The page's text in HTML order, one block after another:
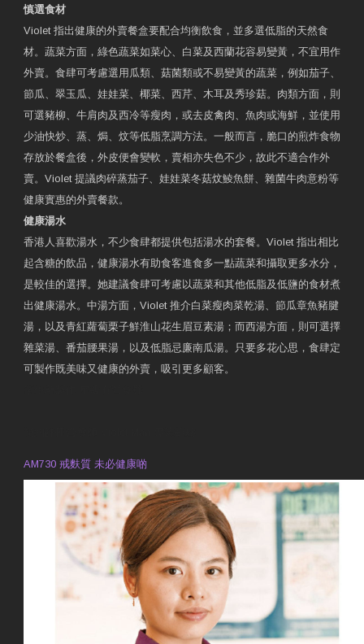
慎選食材
Violet 指出健康的外賣餐盒要配合均衡飲食，並多選低脂的天然食
材。蔬菜方面，綠色蔬菜如菜心、白菜及西蘭花容易變黃，不宜用作
外賣。食肆可考慮選用瓜類、菇菌類或不易變黃的蔬菜，例如茄子、
節瓜、翠玉瓜、娃娃菜、椰菜、西芹、木耳及秀珍菇。肉類方面，則
可選豬柳、牛肩肉及西冷等瘦肉，或去皮禽肉、魚肉或海鮮，並使用
少油快炒、蒸、焗、炆等低脂烹調方法。一般而言，脆口的煎炸食物
存放於餐盒後，外皮便會變軟，賣相亦失色不少，故此不適合作外
賣。Violet 提議肉碎蒸茄子、娃娃菜冬菇炆鯪魚餅、雜菌牛肉意粉等
健康實惠的外賣餐款。
健康湯水
香港人喜歡湯水，不少食肆都提供包括湯水的套餐。Violet 指出相比
起含糖的飲品，健康湯水有助食客進食多一點蔬菜和攝取更多水分，
是較佳的選擇。她建議食肆可考慮以蔬菜和其他低脂及低鹽的食材煮
出健康湯水。中湯方面，Violet 推介白菜瘦肉菜乾湯、節瓜章魚豬腱
湯，以及青紅蘿蔔栗子鮮淮山花生眉豆素湯；而西湯方面，則可選擇
雜菜湯、番茄腰果湯，以及低脂忌廉南瓜湯。只要多花心思，食肆定
可製作既美味又健康的外賣，吸引更多顧客。
AM730 戒麩質 未必健康啲